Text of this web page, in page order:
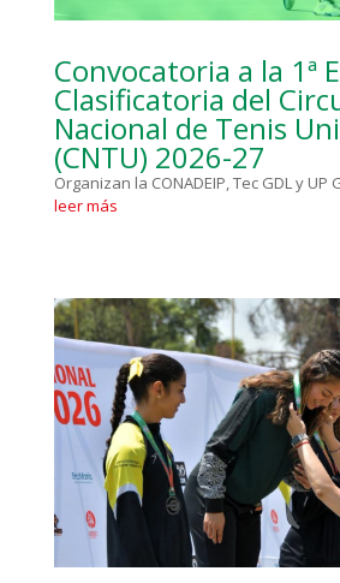
Convocatoria a la 1ª
Clasificatoria del
Nacional de Tenis
(CNTU) 2026-27
Organizan la CONADEIP, Tec GDL y UP
leer más